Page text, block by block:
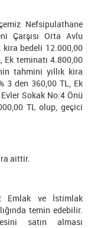
Nefsipulathane
Çarşısı Orta Avlu
bedeli 12.000,00
Ek teminatı 4.800,00
tahmini yıllık kira
3 den 360,00 TL, Ek
Sokak No:4 Önü
TL olup, geçici
aittir.
ve İstimlak
temin edebilir.
satın alması